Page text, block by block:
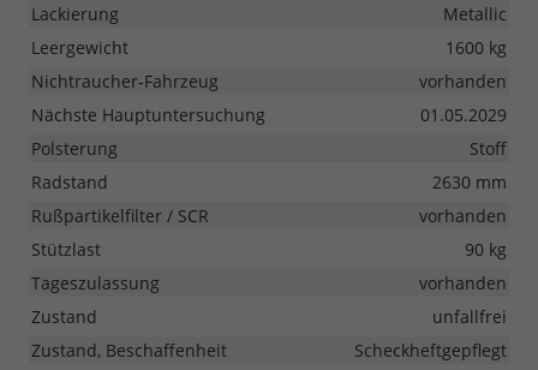
Lackierung
Metallic
Leergewicht
1600 kg
Nichtraucher-Fahrzeug
vorhanden
Nächste Hauptuntersuchung
01.05.2029
Polsterung
Stoff
Radstand
2630 mm
Rußpartikelfilter / SCR
vorhanden
Stützlast
90 kg
Tageszulassung
vorhanden
Zustand
unfallfrei
Zustand, Beschaffenheit
Scheckheftgepflegt